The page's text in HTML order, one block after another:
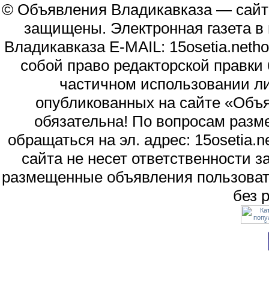
© Объявления Владикавказа —
защищены. Электронная газета
Владикавказа E-MAIL:
собой право редакторской
частичном использовании
опубликованных на сайте
обязательна! По вопросам
обращаться на эл. адрес:
сайта не несет
размещенные объявления
без